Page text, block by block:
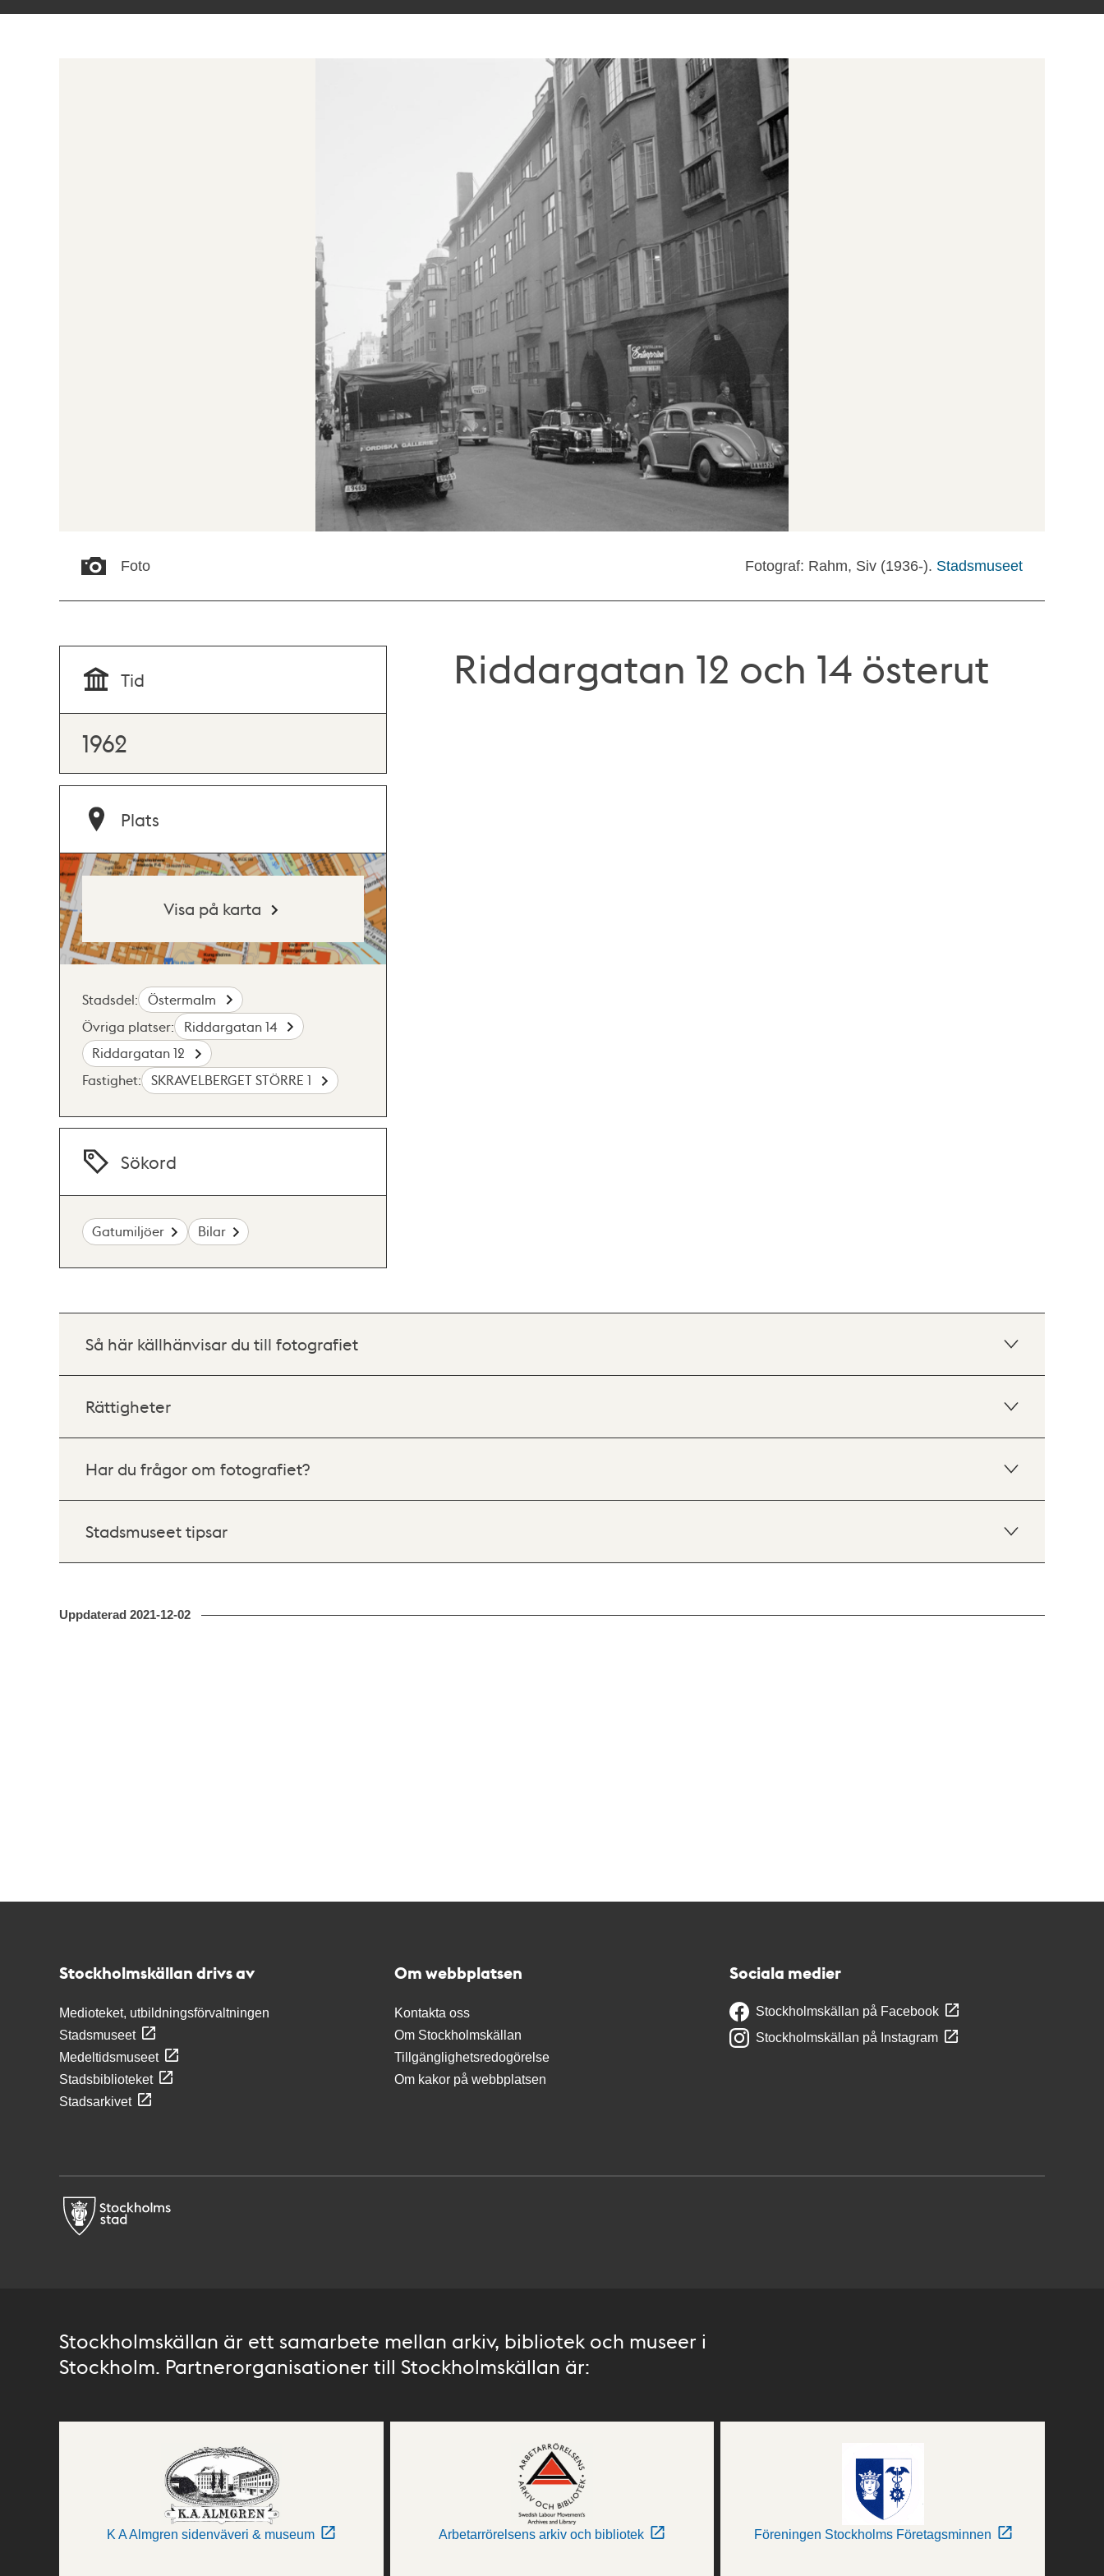
Foto Fotograf: Rahm, Siv (1936-). Stadsmuseet
Riddargatan 12 och 14 österut
Tid
1962
Plats
Visa på karta
Stadsdel:
Östermalm
Övriga platser:
Riddargatan 14
Riddargatan 12
Fastighet:
SKRAVELBERGET STÖRRE 1
Sökord
Gatumiljöer Bilar
Så här källhänvisar du till fotografiet
Rättigheter
Har du frågor om fotografiet?
Stadsmuseet tipsar
Uppdaterad 2021-12-02
Stockholmskällan drivs av
Medioteket, utbildningsförvaltningen
Stadsmuseet
Medeltidsmuseet
Stadsbiblioteket
Stadsarkivet
Om webbplatsen
Kontakta oss
Om Stockholmskällan
Tillgänglighetsredogörelse
Om kakor på webbplatsen
Sociala medier
Stockholmskällan på Facebook
Stockholmskällan på Instagram
Stockholmskällan är ett samarbete mellan arkiv, bibliotek och museer i
Stockholm. Partnerorganisationer till Stockholmskällan är:
K A Almgren sidenväveri & museum Arbetarrörelsens arkiv och bibliotek Föreningen Stockholms Företagsminnen